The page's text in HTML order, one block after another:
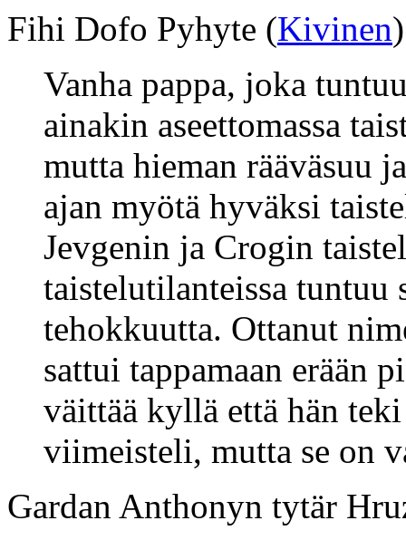
Fihi Dofo Pyhyte (Kivinen)
Vanha pappa, joka
ainakin aseettomassa
mutta hieman rääväsuu
ajan myötä hyväksi
Jevgenin ja Crogin
taistelutilanteissa
tehokkuutta. Ottanut
sattui tappamaan erään
väittää kyllä että hän
viimeisteli, mutta se on
Gardan Anthonyn tytär